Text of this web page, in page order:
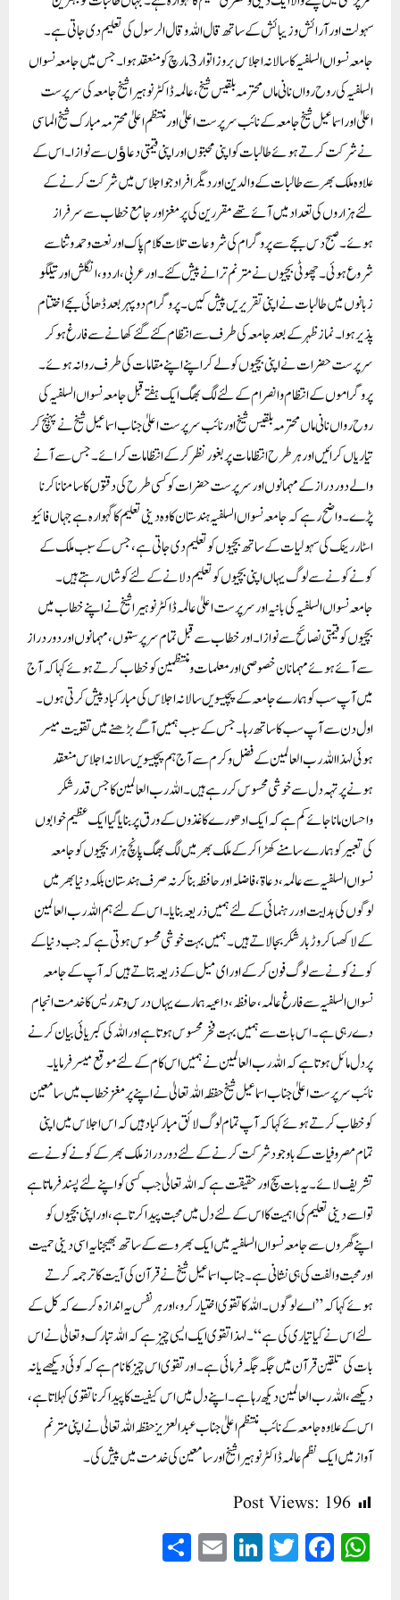
سہولت اور آرائش و زیبائش کے ساتھ قال اللہ و قال الرسول کی تعلیم دی جاتی ہے۔
جامعہ نسواں السلفیہ کا سالانہ اجلاس بروز اتوار 3 مارچ کو منعقد ہوا۔ جس میں جامعہ نسواں
السلفیہ کی روح رواں نانی ماں محترمہ بلقیس شیخ، عالمہ ڈاکٹر نوہیرا شیخ جامعہ کی سرپرست
اعلیٰ اور اسماعیل شیخ جامعہ کے نائب سرپرست اعلیٰ اور منتظم اعلیٰ محترمہ مبارک شیخ الماسی
نے شرکت کرتے ہوئے طالبات کو اپنی محبتوں اور اپنی قیمتی دعاﺅں سے نوازا۔ اس کے
علاوہ ملک بھر سے طالبات کے والدین اور دیگر افراد جو اجلاس میں شرکت کرنے کے
لئے ہزاروں کی تعداد میں آئے تھے مقررین کی پرمغز اور جامع خطاب سے سرفراز
ہوئے۔ صبح دس بجے سے پروگرام کی شروعات تلات کلام پاک اور نعت و حمد و ثناسے
شروع ہوئی۔ چھوٹی بچیوں نے مترنم ترانے پیش کئے۔ اور عربی، اردو، انگلش اور تیلگو
زبانوں میں طالبات نے اپنی تقریریں پیش کیں۔ پروگرام دوپہر بعد ڈھائی بجے اختتام
پذیر ہوا۔ نماز ظہر کے بعد جامعہ کی طرف سے انتظام کئے گئے کھانے سے فارغ ہوکر
سرپرست حضرات نے اپنی بچیوں کو لے کر اپنے اپنے مقامات کی طرف روانہ ہوئے۔
پروگراموں کے انتظام و انصرام کے لئے لگ بھگ ایک ہفتے قبل جامعہ نسواں السلفیہ کی
روح رواں نانی ماں محترمہ بلقیس شیخ اور نائب سرپرست اعلیٰ جناب اسماعیل شیخ نے پہنچ کر
تیاریاں کرائیں اور ہر طرح انتظامات پر بغور نظر کرکے انتظامات کرائے۔ جس سے آنے
والے دور دراز کے مہمانوں اور سرپرست حضرات کو کسی طرح کی دقتوں کا سامنا نا کرنا
پڑے۔ واضح رہے کہ جامعہ نسواں السلفیہ ہندستان کا وہ دینی تعلیم کا گہوارہ ہے جہاں فائیو
اسٹار رینک کی سہولیات کے ساتھ بچیوں کو تعلیم دی جاتی ہے، جس کے سبب ملک کے
کونے کونے سے لوگ یہاں اپنی بچیوں کو تعلیم دلانے کے لئے کوشاں رہتے ہیں۔
جامعہ نسواں السلفیہ کی بانیہ اور سرپرست اعلیٰ عالمہ ڈاکٹر نوہیرا شیخ نے اپنے خطاب میں
بچیوں کو قیمتی نصائح سے نوازا۔ اور خطاب سے قبل تمام سرپرستوں، مہمانوں اور دور دراز
سے آئے ہوئے مہمانان خصوصی اور معلمات و منتظمین کو خطاب کرتے ہوئے کہا کہ آج
میں آپ سب کو ہمارے جامعہ کے پچیسویں سالانہ اجلاس کی مبارکباد پیش کرتی ہوں۔
اول دن سے آپ سب کا ساتھ رہا ۔ جس کے سبب ہمیں آگے بڑھنے میں تقویت میسر
ہوئی لہذا اللہ رب العالمین کے فضل وکرم سے آج ہم پچیسویں سالانہ اجلاس منعقد
ہونے پر تہہ دل سے خوشی محسوس کر رہے ہیں۔ اللہ رب العالمین کا جس قدر شکر
واحسان مانا جائے کم ہے کہ ایک ادھورے کاغذوں کے ورق پر بنایا گیا ایک عظیم خوابوں
کی تعبیر کو ہمارے سامنے کھڑا کرکے ملک بھر میں لگ بھگ پانچ ہزار بچیوں کو جامعہ
نسواں السلفیہ سے عالمہ، دعاة، فاضلہ اور حافظہ بنا کر نہ صرف ہندستان بلکہ دنیا بھر میں
لوگوں کی ہدایت اور رہنمائی کے لئے ہمیں ذریعہ بنایا۔ اس کے لئے ہم اللہ رب العالمین
کے لاکھہا کروڑ بار شکر بجا لاتے ہیں۔ ہمیں بہت خوشی محسوس ہوتی ہے کہ جب دنیا کے
کونے کونے سے لوگ فون کرکے اور ای میل کے ذریعہ بتاتے ہیں کہ آپ کے جامعہ
نسواں السلفیہ سے فارغ عالمہ ، حافظہ ، داعیہ ہمارے یہاں درس وتدریس کا خدمت انجام
دے رہی ہے۔ اس بات سے ہمیں بہت فخر محسوس ہوتا ہے اور اللہ کی کبریائی بیان کرنے
پر دل مائل ہوتا ہے کہ اللہ رب العالمین نے ہمیں اس کام کے لئے موقع میسر فرمایا۔
نائب سرپرست اعلیٰ جناب اسماعیل شیخ حفظہ اللہ تعالیٰ نے اپنے پرمغز خطاب میں سامعین
کو خطاب کرتے ہوئے کہا کہ آپ تمام لوگ لائق مبارکباد ہیں کہ اس اجلاس میں اپنی
تمام مصروفیات کے باوجود شرکت کرنے کے لئے دور دراز ملک بھر کے کونے کونے سے
تشریف لائے۔ یہ بات سچ اور حقیقت ہے کہ اللہ تعالیٰ جب کسی کو اپنے لئے پسند فرماتا ہے
تو اسے دینی تعلیم کی اہمیت کا اس کے لئے دل میں محبت پیدا کرتا ہے، اور اپنی بچیوں کو
اپنے گھروں سے جامعہ نسواں السلفیہ میں ایک بھروسے کے ساتھ بھیجنا یہ اسی دینی حمیت
اور محبت و الفت کی ہی نشانی ہے۔ جناب اسماعیل شیخ نے قرآن کی آیت کا ترجمہ کرتے
ہوئے کہا کہ ” اے لوگوں ۔ اللہ کا تقوی اختیار کرو، اور ہر نفس یہ اندازہ کرے کہ کل کے
لئے اس نے کیا تیاری کی ہے“۔ لہذا تقوی ایک ایسی چیز ہے کہ اللہ تبارک وتعالیٰ نے اس
بات کی تلقین قرآن میں جگہ جگہ فرمائی ہے۔ اور تقوی اس چیز کا نام ہے کہ کوئی دیکھے یا نہ
دیکھے ، اللہ رب العالمین دیکھ رہا ہے۔ اپنے دل میں اس کیفیت کا پیدا کرنا تقوی کہلاتا ہے،
اس کے علاوہ جامعہ کے نائب منتظم اعلیٰ جناب عبد العزیز حفظہ اللہ تعالیٰ نے اپنی مترنم
آواز میں ایک نظم عالمہ ڈاکٹر نوہیرا شیخ اور سامعین کی خدمت میں پیش کی۔
Post Views: 196
W
ha
Fa
ce
T
wi
Li
nk
E
m